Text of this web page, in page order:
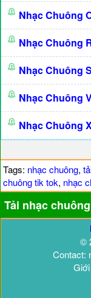
Nhạc Chuông
Nhạc Chuông
Nhạc Chuông
Nhạc Chuông
Nhạc Chuông
Tags: nhạc chuông,
chuông tik tok, nhạc
Tải nhạc
©
Contact: